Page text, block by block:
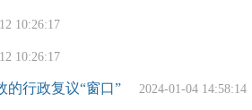
10:26:17
10:26:17
的行政复议“窗口” 2024-01-04 14:58:14